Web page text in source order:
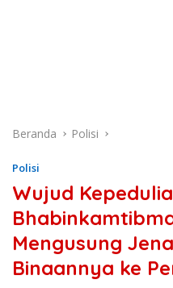
Beranda Polisi
Polisi
Wujud
Mengusung
Binaannya ke